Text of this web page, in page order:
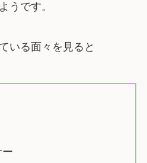
うです。
いる面々を見ると